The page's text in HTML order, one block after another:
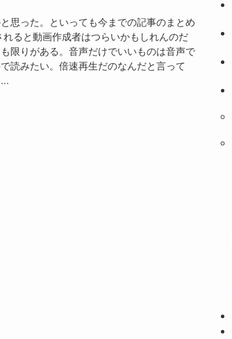
思った。といっても今までの記事のまとめ
ると動画作成者はつらいかもしれんのだ
限りがある。音声だけでいいものは音声で
読みたい。倍速再生だのなんだと言って